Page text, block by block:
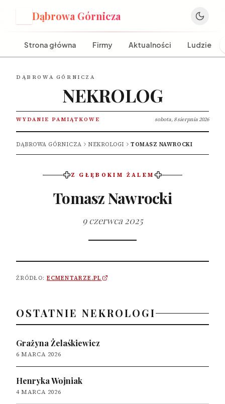
Dąbrowa Górnicza
Strona główna Firmy Aktualności Ludzie
DĄBROWA GÓRNICZA
NEKROLOG
WYDANIE PAMIĄTKOWE sobota, 8 sierpnia 2026
DĄBROWA GÓRNICZA NEKROLOGI TOMASZ NAWROCKI
Z GŁĘBOKIM ŻALEM
Tomasz Nawrocki
9 czerwca 2025
ŹRÓDŁO: ECMENTARZE.PL
OSTATNIE NEKROLOGI
Grażyna Żelaśkiewicz
6 MARCA 2026
Henryka Wojniak
4 MARCA 2026